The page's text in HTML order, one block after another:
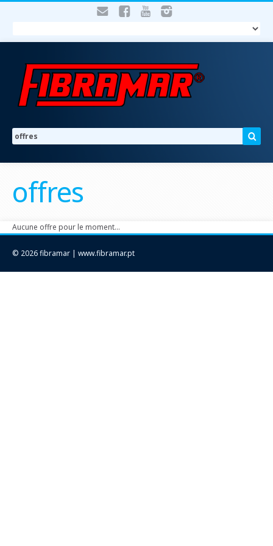
offres
Aucune offre pour le moment…
© 2026 fibramar | www.fibramar.pt